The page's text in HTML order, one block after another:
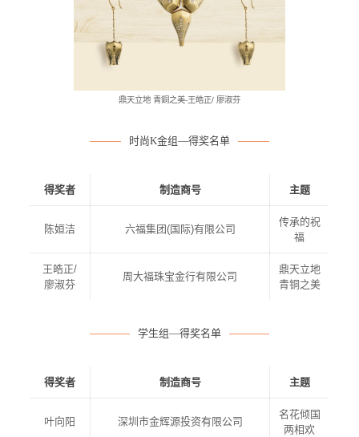
鼎天立地 青銅之美-王皓正/ 廖淑芬
时尚K金组—得奖名单
得奖者 制造商号 主题
陈姮洁 六福集团(国际)有限公司
传承的祝
福
王皓正/
廖淑芬
周大福珠宝金行有限公司
鼎天立地
青铜之美
学生组—得奖名单
得奖者 制造商号 主题
叶向阳 深圳市金辉源投资有限公司
名花倾国
两相欢